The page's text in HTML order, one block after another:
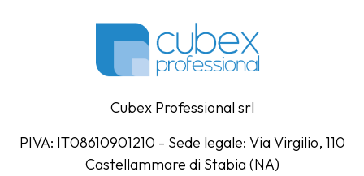
Cubex Professional srl
PIVA: IT08610901210 - Sede legale: Via Virgilio, 110
Castellammare di Stabia (NA)